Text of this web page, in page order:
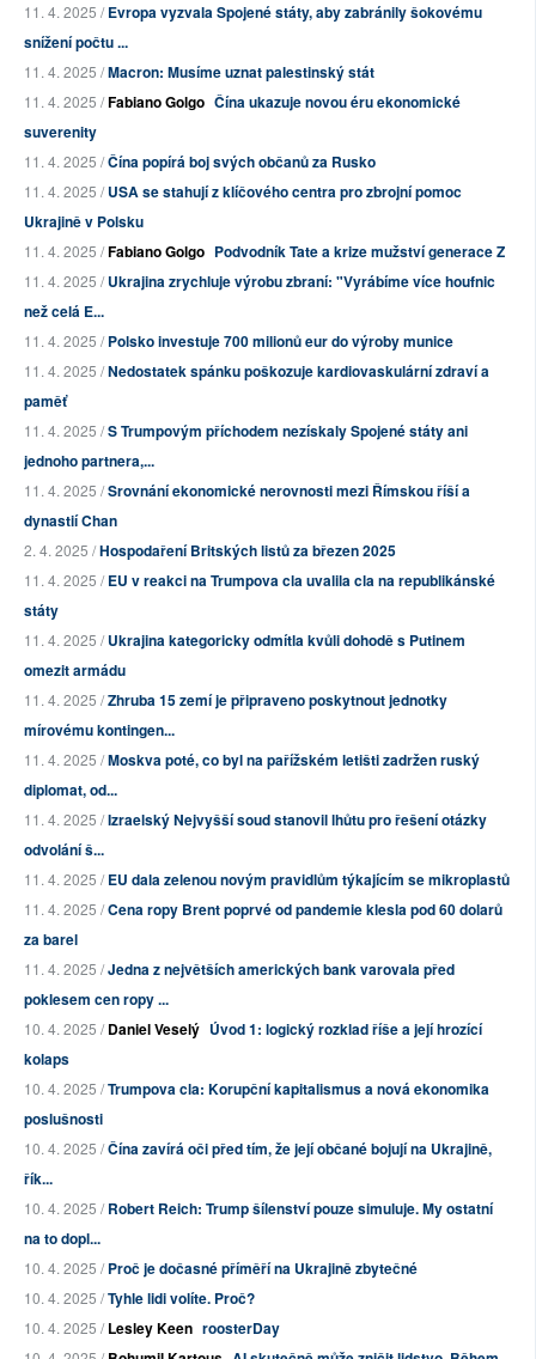
11. 4. 2025 /Evropa vyzvala Spojené státy, aby zabránily šokovému
snížení počtu ...
11. 4. 2025 /Macron: Musíme uznat palestinský stát
11. 4. 2025 /Fabiano Golgo Čína ukazuje novou éru ekonomické
suverenity
11. 4. 2025 /Čína popírá boj svých občanů za Rusko
11. 4. 2025 /USA se stahují z klíčového centra pro zbrojní pomoc
Ukrajině v Polsku
11. 4. 2025 /Fabiano Golgo Podvodník Tate a krize mužství generace Z
11. 4. 2025 /Ukrajina zrychluje výrobu zbraní: "Vyrábíme více houfnic
než celá E...
11. 4. 2025 /Polsko investuje 700 milionů eur do výroby munice
11. 4. 2025 /Nedostatek spánku poškozuje kardiovaskulární zdraví a
paměť
11. 4. 2025 /S Trumpovým příchodem nezískaly Spojené státy ani
jednoho partnera,...
11. 4. 2025 /Srovnání ekonomické nerovnosti mezi Římskou říší a
dynastií Chan
2. 4. 2025 /Hospodaření Britských listů za březen 2025
11. 4. 2025 /EU v reakci na Trumpova cla uvalila cla na republikánské
státy
11. 4. 2025 /Ukrajina kategoricky odmítla kvůli dohodě s Putinem
omezit armádu
11. 4. 2025 /Zhruba 15 zemí je připraveno poskytnout jednotky
mírovému kontingen...
11. 4. 2025 /Moskva poté, co byl na pařížském letišti zadržen ruský
diplomat, od...
11. 4. 2025 /Izraelský Nejvyšší soud stanovil lhůtu pro řešení otázky
odvolání š...
11. 4. 2025 /EU dala zelenou novým pravidlům týkajícím se mikroplastů
11. 4. 2025 /Cena ropy Brent poprvé od pandemie klesla pod 60 dolarů
za barel
11. 4. 2025 /Jedna z největších amerických bank varovala před
poklesem cen ropy ...
10. 4. 2025 /Daniel Veselý Úvod 1: logický rozklad říše a její hrozící
kolaps
10. 4. 2025 /Trumpova cla: Korupční kapitalismus a nová ekonomika
poslušnosti
10. 4. 2025 /Čína zavírá oči před tím, že její občané bojují na Ukrajině,
řík...
10. 4. 2025 /Robert Reich: Trump šílenství pouze simuluje. My ostatní
na to dopl...
10. 4. 2025 /Proč je dočasné příměří na Ukrajině zbytečné
10. 4. 2025 /Tyhle lidi volíte. Proč?
10. 4. 2025 /Lesley Keen roosterDay